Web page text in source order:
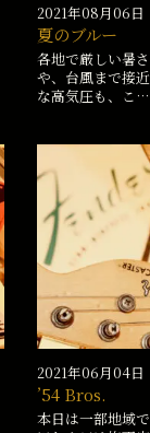
2021年08月06日
夏のブルー
各地で厳しい暑
や、台風まで接
な高気圧も、こ…
2021年06月04日
’54 Bros.
本日は一部地域